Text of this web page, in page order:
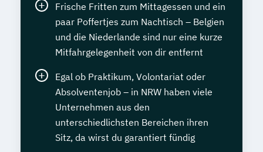
Frische Fritten zum Mittagessen und ein
paar Poffertjes zum Nachtisch – Belgien
und die Niederlande sind nur eine kurze
Mitfahrgelegenheit von dir entfernt
Egal ob Praktikum, Volontariat oder
Absolventenjob – in NRW haben viele
Unternehmen aus den
unterschiedlichsten Bereichen ihren
Sitz, da wirst du garantiert fündig